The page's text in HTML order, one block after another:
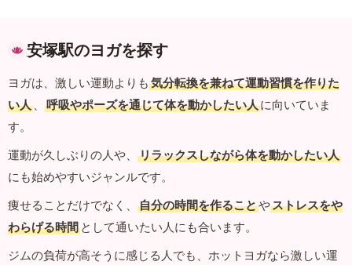
安塚駅のヨガを探す
ヨガは、激しい運動よりも 気分転換を兼ねて運動習慣を作りた
い人 、 呼吸やポーズを通じて体を動かしたい人に向いていま
す。
運動が久しぶりの人や、
リラックスしながら体を動かしたい人
にも始めやすいジャンルです。
痩せることだけでなく、
自分の時間を作ることやストレスをや
わらげる時間 として通いたい人にも合います。
ジムの負荷が高そうに感じる人でも、ホットヨガなら激しい運